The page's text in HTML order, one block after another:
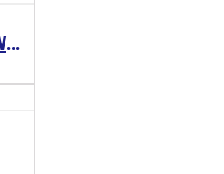
Panasonic 電力計KW4M/KW7M